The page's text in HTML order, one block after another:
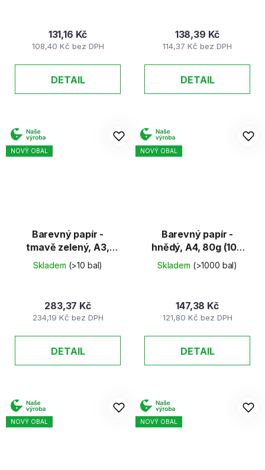
108,40 Kč bez DPH
131,16 Kč
DETAIL
114,37 Kč bez DPH
138,39 Kč
DETAIL
NOVÝ OBAL
Barevný papír -
tmavě zelený, A3,
80g (100 listů)
Skladem (>10 bal)
234,19 Kč bez DPH
283,37 Kč
DETAIL
NOVÝ OBAL
Barevný papír -
hnědý, A4, 80g (100
listů)
Skladem (>1000 bal)
121,80 Kč bez DPH
147,38 Kč
DETAIL
NOVÝ OBAL NOVÝ OBAL